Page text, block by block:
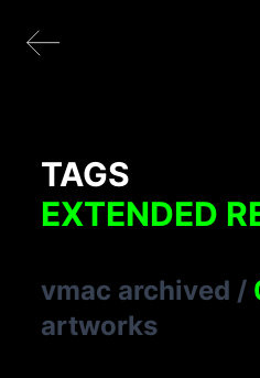
TAGS
EXTENDED
vmac archived /
artworks